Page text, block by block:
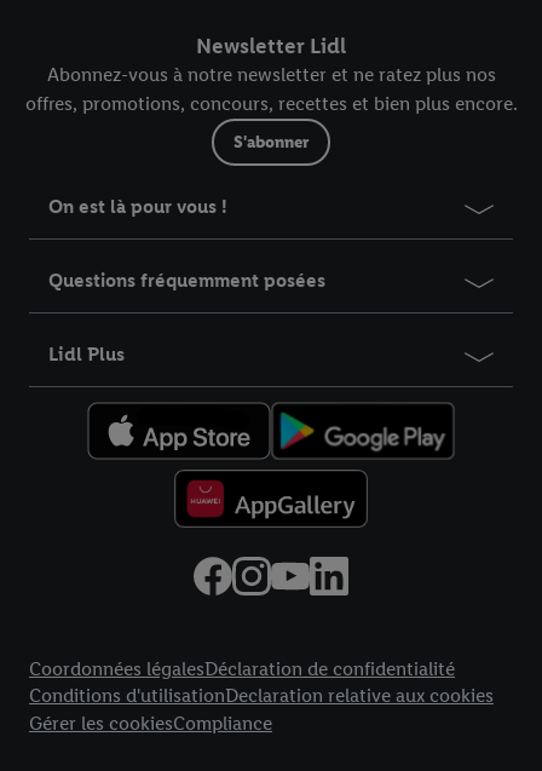
Newsletter Lidl
Abonnez-vous à notre newsletter et ne ratez plus nos
offres, promotions, concours, recettes et bien plus encore.
S'abonner
On est là pour vous !
Questions fréquemment posées
Lidl Plus
Coordonnées légalesDéclaration de confidentialité
Conditions d'utilisationDeclaration relative aux cookies
Gérer les cookiesCompliance